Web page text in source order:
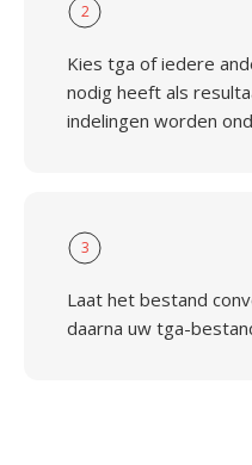
2
Kies tga of iedere
nodig heeft als
indelingen worden
3
Laat het bestand
daarna uw tga-